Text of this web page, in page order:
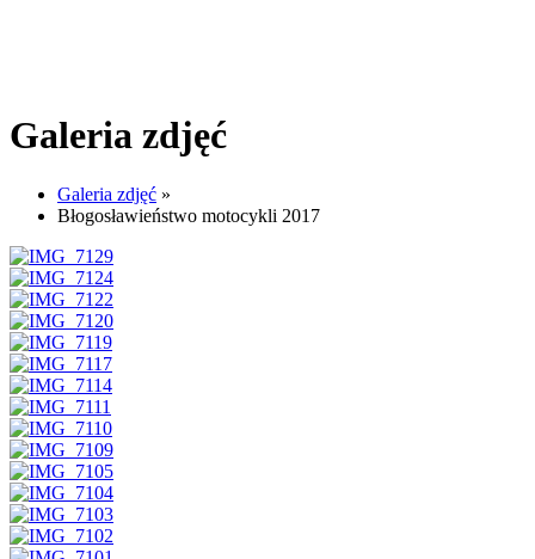
Galeria zdjęć
Galeria zdjęć »
Błogosławieństwo motocykli 2017